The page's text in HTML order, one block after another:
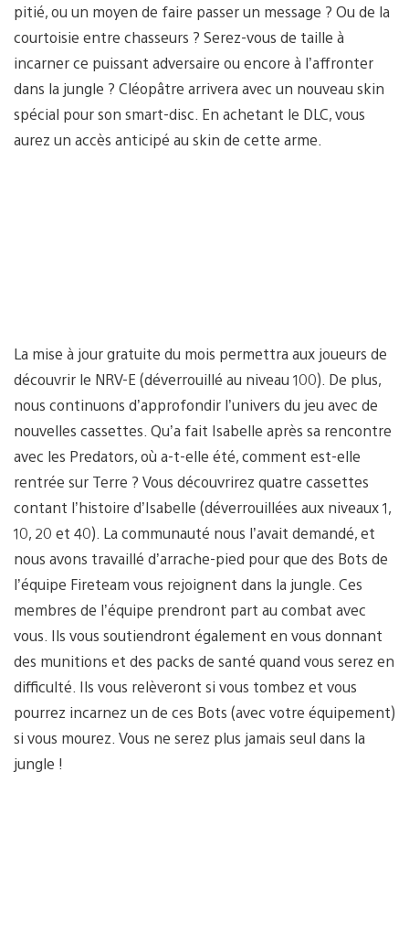
pitié, ou un moyen de faire passer un message ? Ou de la
courtoisie entre chasseurs ? Serez-vous de taille à
incarner ce puissant adversaire ou encore à l’affronter
dans la jungle ? Cléopâtre arrivera avec un nouveau skin
spécial pour son smart-disc. En achetant le DLC, vous
aurez un accès anticipé au skin de cette arme.
La mise à jour gratuite du mois permettra aux joueurs de
découvrir le NRV-E (déverrouillé au niveau 100). De plus,
nous continuons d’approfondir l’univers du jeu avec de
nouvelles cassettes. Qu’a fait Isabelle après sa rencontre
avec les Predators, où a-t-elle été, comment est-elle
rentrée sur Terre ? Vous découvrirez quatre cassettes
contant l’histoire d’Isabelle (déverrouillées aux niveaux 1,
10, 20 et 40). La communauté nous l’avait demandé, et
nous avons travaillé d’arrache-pied pour que des Bots de
l’équipe Fireteam vous rejoignent dans la jungle. Ces
membres de l’équipe prendront part au combat avec
vous. Ils vous soutiendront également en vous donnant
des munitions et des packs de santé quand vous serez en
difficulté. Ils vous relèveront si vous tombez et vous
pourrez incarnez un de ces Bots (avec votre équipement)
si vous mourez. Vous ne serez plus jamais seul dans la
jungle !